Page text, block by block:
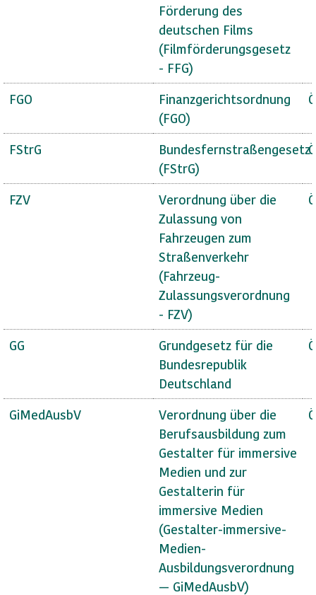
Förderung des
deutschen Films
(Filmförderungsgesetz
- FFG)
FGO
Finanzgerichtsordnung
(FGO)
FStrG
Bundesfernstraßengesetz
(FStrG)
FZV
Verordnung über die
Zulassung von
Fahrzeugen zum
Straßenverkehr
(Fahrzeug-
Zulassungsverordnung
- FZV)
GG
Grundgesetz für die
Bundesrepublik
Deutschland
GiMedAusbV
Verordnung über die
Berufsausbildung zum
Gestalter für immersive
Medien und zur
Gestalterin für
immersive Medien
(Gestalter-immersive-
Medien-
Ausbildungsverordnung
— GiMedAusbV)